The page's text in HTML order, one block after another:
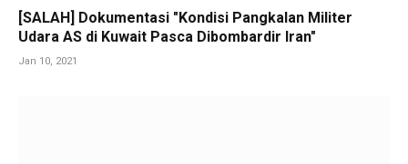
[SALAH] Dokumentasi "Kondisi Pangkalan Militer
Udara AS di Kuwait Pasca Dibombardir Iran"
Jan 10, 2021